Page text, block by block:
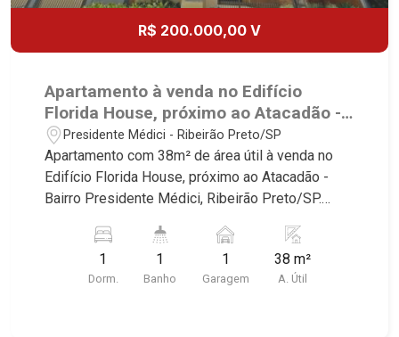
R$ 200.000,00 V
Apartamento à venda no Edifício
Florida House, próximo ao Atacadão -
Ribeirão Preto/SP.
Presidente Médici - Ribeirão Preto/SP
Apartamento com 38m² de área útil à venda no
Edifício Florida House, próximo ao Atacadão -
Bairro Presidente Médici, Ribeirão Preto/SP.
Martinelli Imobiliária selecionou para você: -
38m² de área útil - 1 dormitório com armário -
Banheiro social - Sala 2 ambientes - Cozinha
1
Dorm.
1
Banho
1
Garagem
38 m²
A. Útil